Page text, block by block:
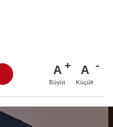
A
Büyüt
A
Küçült